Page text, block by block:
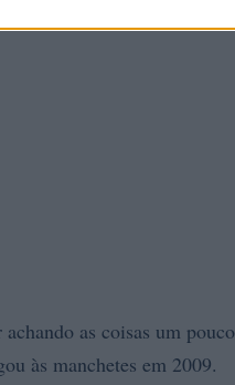
as coisas um pouco
às manchetes em 2009.